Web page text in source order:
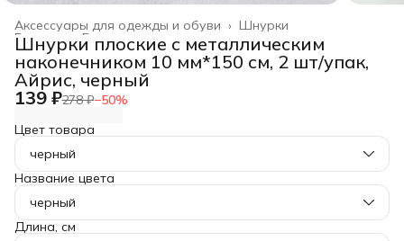
Шнурки
Аксессуары для одежды и обуви ›
Галантерея и аксессуары ›
Главная
Шнурки плоские с металлическим
наконечником 10 мм*150 см, 2 шт/упак,
Айрис, черный
139 ₽278 ₽−50%
Цвет товара
черный
Название цвета
черный
Длина, см